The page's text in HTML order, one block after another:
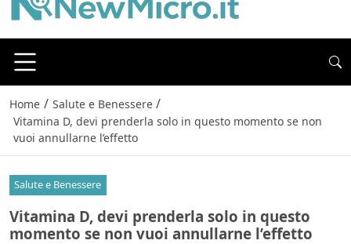
Home / Salute e Benessere /
Vitamina D, devi prenderla solo in questo momento se non
vuoi annullarne l’effetto
Salute e Benessere
Vitamina D, devi prenderla solo in questo
momento se non vuoi annullarne l’effetto